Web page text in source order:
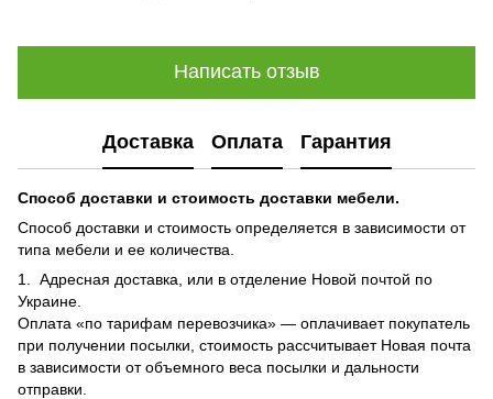
Написать отзыв
Доставка Оплата Гарантия
Способ доставки и стоимость доставки мебели.
Способ доставки и стоимость определяется в зависимости от
типа мебели и ее количества.
1. Адресная доставка, или в отделение Новой почтой по
Украине.
Оплата «по тарифам перевозчика» — оплачивает покупатель
при получении посылки, стоимость рассчитывает Новая почта
в зависимости от объемного веса посылки и дальности
отправки.